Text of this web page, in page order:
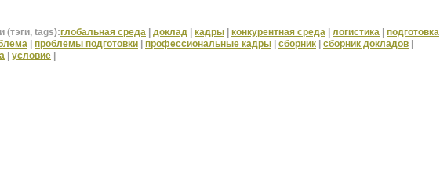
(тэги, tags):глобальная среда доклад кадры конкурентная среда логистика
подготовка
проблемы подготовки профессиональные кадры сборник сборник докладов
условие